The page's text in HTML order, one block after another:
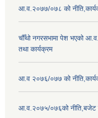
आ.व.२०७७/०७८ को
चौँथो नगरसभामा पेश भएको
तथा कार्यक्रम
आ.व २०७६/०७७ को
आ.व.२०७५/०७६को नीति,बजेट